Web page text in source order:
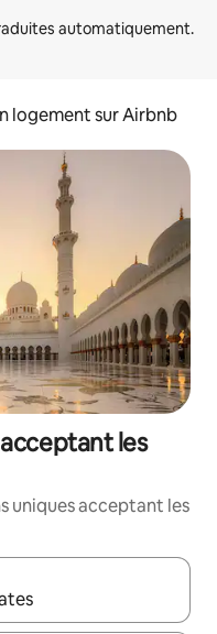
logement sur Airbnb
les
uniques acceptant les
les flèches vers le